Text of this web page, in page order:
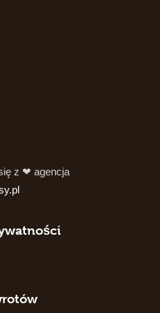
z ❤ agencja